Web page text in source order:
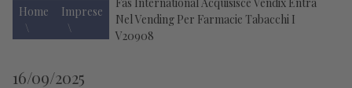
Home Imprese
Fas International Acquisisce Vendix Entra
Nel Vending Per Farmacie Tabacchi I
V20908
16/09/2025